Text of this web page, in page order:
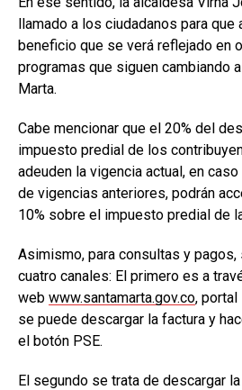
llamado a los ciudadanos para que
beneficio que se verá reflejado en
programas que siguen cambiando
Marta.
Cabe mencionar que el 20% del
impuesto predial de los
adeuden la vigencia actual, en
de vigencias anteriores, podrán
10% sobre el impuesto predial de
Asimismo, para consultas y
cuatro canales: El primero es a
web www.santamarta.gov.co,
se puede descargar la factura y
el botón PSE.
El segundo se trata de descargar